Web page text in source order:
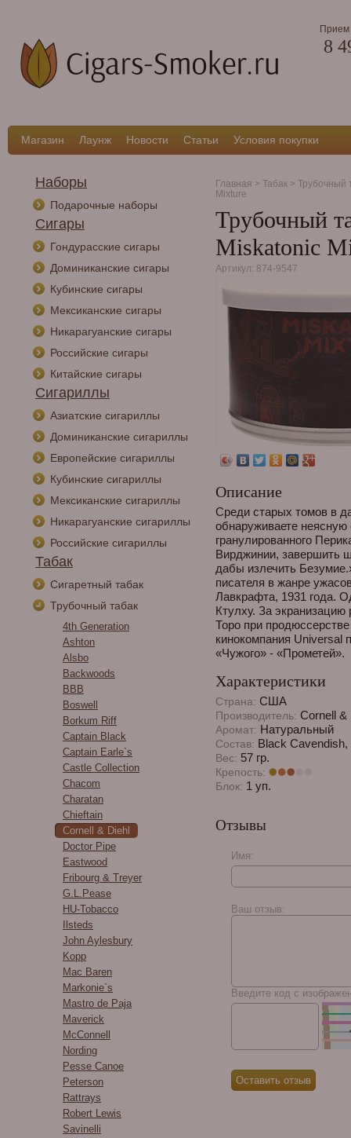
Прием
8
Магазин Лаунж Новости Статьи Условия покупки
Наборы
Подарочные наборы
Сигары
Гондурасские сигары
Доминиканские сигары
Кубинские сигары
Мексиканские сигары
Никарагуанские сигары
Российские сигары
Китайские сигары
Сигариллы
Азиатские сигариллы
Доминиканские сигариллы
Европейские сигариллы
Кубинские сигариллы
Мексиканские сигариллы
Никарагуанские сигариллы
Российские сигариллы
Табак
Сигаретный табак
Трубочный табак
4th Generation
Ashton
Alsbo
Backwoods
BBB
Boswell
Borkum Riff
Captain Black
Captain Earle`s
Castle Collection
Chacom
Charatan
Chieftain
Cornell & Diehl
Doctor Pipe
Eastwood
Fribourg & Treyer
G.L.Pease
HU-Tobacco
Ilsteds
John Aylesbury
Kopp
Mac Baren
Markonie`s
Mastro de Paja
Maverick
McConnell
Nording
Pesse Canoe
Peterson
Rattrays
Robert Lewis
Savinelli
Главная > Табак > Трубочный
Mixture
Трубочный
Miskatonic
Артикул: 874-9547
Описание
Среди старых томов в
обнаруживаете
гранулированного
Вирджинии, завершить
дабы излечить
писателя в жанре
Лавкрафта, 1931 года.
Ктулху. За экранизацию
Торо при
кинокомпания Universal
«Чужого» - «Прометей».
Характеристики
Страна: США
Производитель: Cornell &
Аромат: Натуральный
Состав: Black
Вес: 57 гр.
Крепость:
Блок: 1 уп.
Отзывы
Имя:
Ваш отзыв:
Введите код с